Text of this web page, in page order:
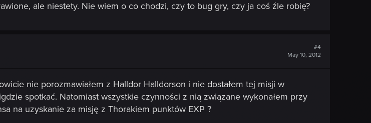
ale niestety. Nie wiem o co chodzi, czy to bug gry, czy ja coś źle robię?
#4
May 10, 2012
nie porozmawiałem z Halldor Halldorson i nie dostałem tej misji w
spotkać. Natomiast wszystkie czynności z nią związane wykonałem przy
na uzyskanie za misję z Thorakiem punktów EXP ?